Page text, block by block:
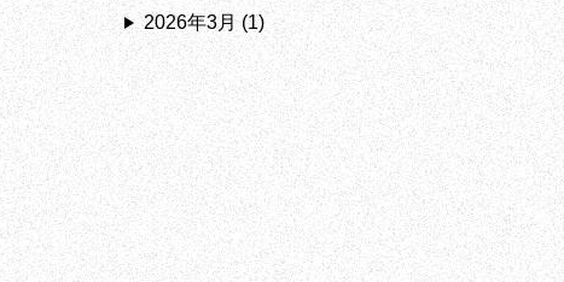
2026年3月(1)